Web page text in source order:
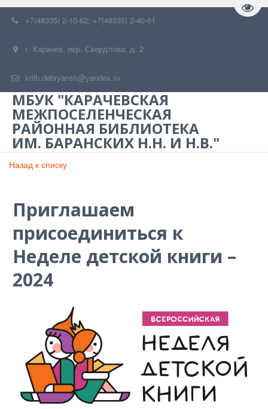
+7(48335) 2-10-62; +7(48335) 2-40-61
г. Карачев, пер. Свердлова, д. 2
krlib.debryansk@yandex.ru
МБУК "КАРАЧЕВСКАЯ
МЕЖПОСЕЛЕНЧЕСКАЯ
РАЙОННАЯ БИБЛИОТЕКА
ИМ. БАРАНСКИХ Н.Н. И Н.В."
Назад к списку
Приглашаем
присоединиться к
Неделе детской книги –
2024